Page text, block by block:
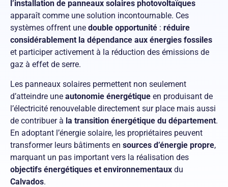
l’installation de panneaux solaires photovoltaïques
apparaît comme une solution incontournable. Ces
systèmes offrent une double opportunité : réduire
considérablement la dépendance aux énergies fossiles
et participer activement à la réduction des émissions de
gaz à effet de serre.
Les panneaux solaires permettent non seulement
d’atteindre une autonomie énergétique en produisant de
l’électricité renouvelable directement sur place mais aussi
de contribuer à la transition énergétique du département.
En adoptant l’énergie solaire, les propriétaires peuvent
transformer leurs bâtiments en sources d’énergie propre,
marquant un pas important vers la réalisation des
objectifs énergétiques et environnementaux du
Calvados.